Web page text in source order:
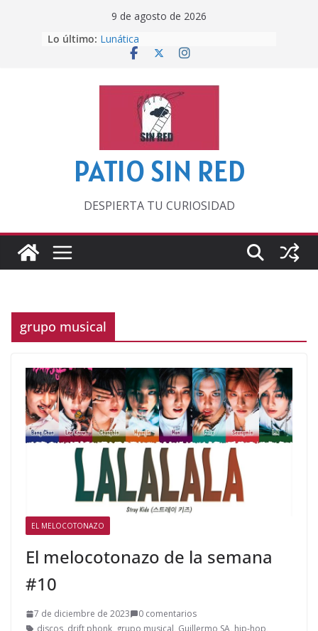
9 de agosto de 2026
Lo último: Lunática
Pero, hasta entonces…
‘La broma infinita’ de recomendar
lecturas veraniegas
Otra del Mundial
PATIO SIN RED
DESPIERTA TU CURIOSIDAD
grupo musical
EL MELOCOTONAZO
El melocotonazo de la semana
#10
7 de diciembre de 2023
0 comentarios